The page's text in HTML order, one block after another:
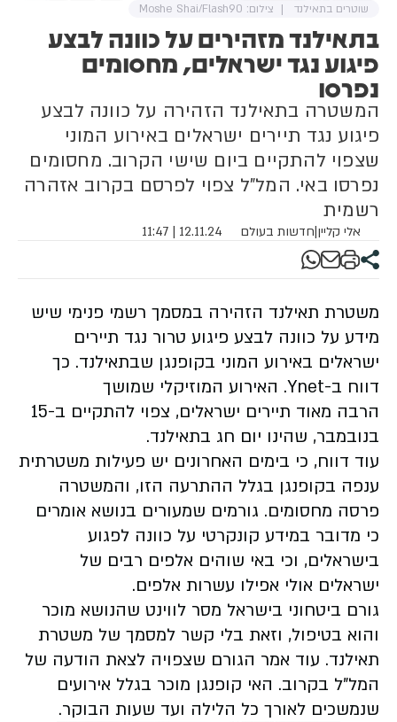
בתאילנד מזהירים על כוונה לבצע
פיגוע נגד ישראלים, מחסומים
נפרסו
המשטרה בתאילנד הזהירה על כוונה לבצע
פיגוע נגד תיירים ישראלים באירוע המוני
שצפוי להתקיים ביום שישי הקרוב. מחסומים
נפרסו באי. המל"ל צפוי לפרסם בקרוב אזהרה
רשמית
אלי קליין|חדשות בעולם 12.11.24 | 11:47
שוטרים בתאילנד צילום: Moshe Shai/Flash90
משטרת תאילנד הזהירה במסמך רשמי פנימי שיש
מידע על כוונה לבצע פיגוע טרור נגד תיירים
ישראלים באירוע המוני בקופנגן שבתאילנד. כך
דווח ב-Ynet. האירוע המוזיקלי שמושך
הרבה מאוד תיירים ישראלים, צפוי להתקיים ב-15
בנובמבר, שהינו יום חג בתאילנד.
עוד דווח, כי בימים האחרונים יש פעילות משטרתית
ענפה בקופנגן בגלל ההתרעה הזו, והמשטרה
פרסה מחסומים. גורמים שמעורים בנושא אומרים
כי מדובר במידע קונקרטי על כוונה לפגוע
בישראלים, וכי באי שוהים אלפים רבים של
ישראלים אולי אפילו עשרות אלפים.
גורם ביטחוני בישראל מסר לווינט שהנושא מוכר
והוא בטיפול, וזאת בלי קשר למסמך של משטרת
תאילנד. עוד אמר הגורם שצפויה לצאת הודעה של
המל"ל בקרוב. האי קופנגן מוכר בגלל אירועים
שנמשכים לאורך כל הלילה ועד שעות הבוקר.